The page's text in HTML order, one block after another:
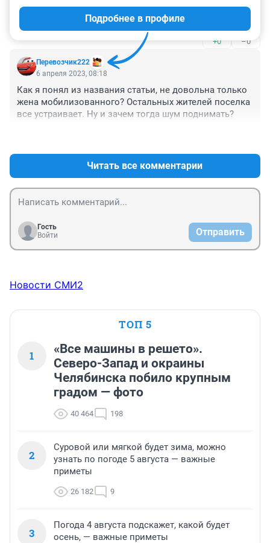
Каждый год смывает, должны уже привыкнуть люди.
Стабильность все-таки.
+0 –0
Перевозчик222
Подробнее в профиле
6 апреля 2023, 08:18
Как я понял из названия статьи, не довольна только
жена мобилизованного? Остальных жителей поселка
все устраивает. Ну и зачем тогда шум поднимать?
Читать все комментарии
Гость
Войти
Отправить
Новости СМИ2
ТОП 5
1
«Все машины в решето».
Северо-Запад и окраины
Челябинска побило крупным
градом — фото
40 464 198
2
Суровой или мягкой будет зима, можно
узнать по погоде 5 августа — важные
приметы
26 182 9
3
Погода 4 августа подскажет, какой будет
осень, — важные приметы